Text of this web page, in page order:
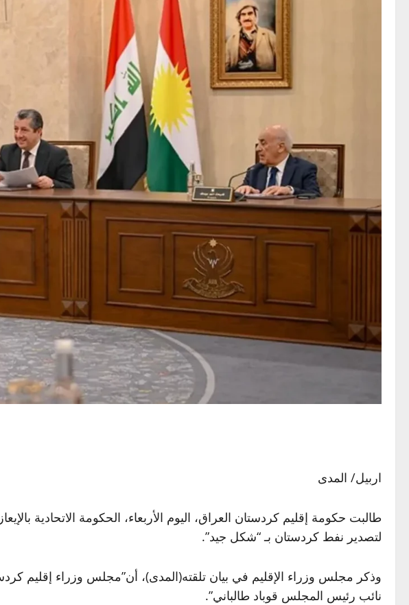
اربيل/ المدى
طالبت حكومة إقليم كردستان العراق، اليوم الأربعاء، الحكومة الاتحادية
لتصدير نفط كردستان بـ “شكل جيد”.
وذكر مجلس وزراء الإقليم في بيان تلقته(المدى)، أن”مجلس وزراء إقليم
نائب رئيس المجلس قوباد طالباني”.